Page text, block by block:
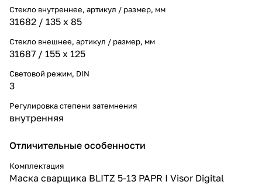
Стекло внутреннее, артикул / размер, мм
31682 / 135 х 85
Стекло внешнее, артикул / размер, мм
31687 / 155 х 125
Световой режим, DIN
3
Регулировка степени затемнения
внутренняя
Отличительные особенности
Комплектация
Маска сварщика BLITZ 5-13 PAPR I Visor Digital